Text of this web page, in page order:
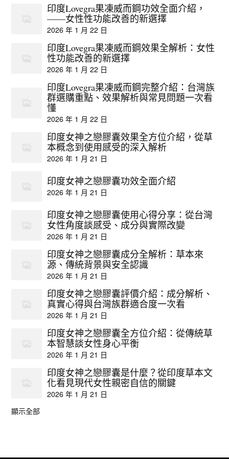
印度Lovegra果凍威而鋼功效全面介紹，
——女性性功能改善的新選擇
2026 年 1 月 22 日
印度Lovegra果凍威而鋼效果全解析：女性
性功能改善的新選擇
2026 年 1 月 22 日
印度Lovegra果凍威而鋼完整介紹：台灣族
群選購重點、效果解析與常見問題一次看
懂
2026 年 1 月 22 日
印度女神之戀膠囊效果全方位介紹，從草
本概念到使用感受的深入解析
2026 年 1 月 21 日
印度女神之戀膠囊功效全面介紹
2026 年 1 月 21 日
印度女神之戀膠囊使用心得分享：從台灣
女性角度談感受、成分與實際改變
2026 年 1 月 21 日
印度女神之戀膠囊成分全解析：草本來
源、傳統背景與安全認識
2026 年 1 月 21 日
印度女神之戀膠囊評價介紹：成分解析、
真實心得與台灣族群適合度一次看
2026 年 1 月 21 日
印度女神之戀膠囊全方位介紹：從傳統草
本智慧談女性身心平衡
2026 年 1 月 21 日
印度女神之戀膠囊是什麼？從印度草本文
化看見現代女性親密自信的關鍵
2026 年 1 月 21 日
顯示全部